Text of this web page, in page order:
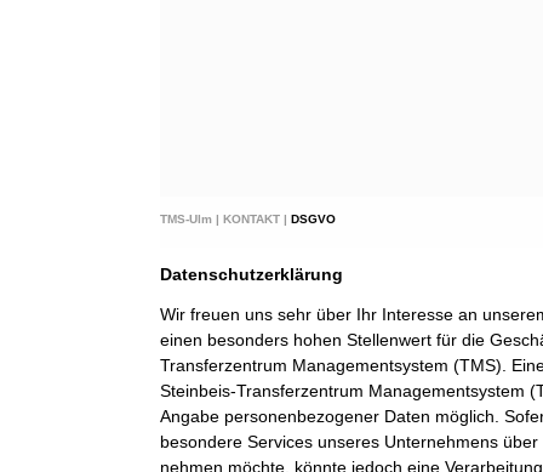
TMS-Ulm | KONTAKT | DSGVO
Datenschutzerklärung
Wir freuen uns sehr über Ihr Interesse an
einen besonders hohen Stellenwert für die
Transferzentrum Managementsystem (TMS).
Steinbeis-Transferzentrum Managementsystem
Angabe personenbezogener Daten möglich.
besondere Services unseres Unternehmens
nehmen möchte, könnte jedoch eine